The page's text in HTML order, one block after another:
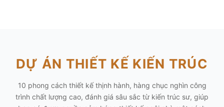
DỰ ÁN THIẾT KẾ KIẾN TRÚC
10 phong cách thiết kế thịnh hành, hàng chục nghìn công
trình chất lượng cao, đánh giá sâu sắc từ kiến trúc sư, giúp